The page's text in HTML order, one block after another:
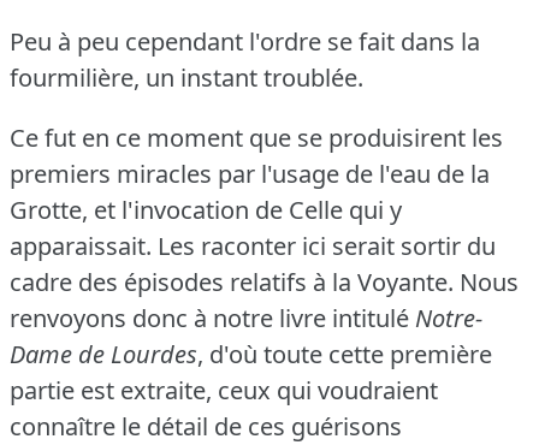
Peu à peu cependant l'ordre se fait dans la
fourmilière, un instant troublée.
Ce fut en ce moment que se produisirent les
premiers miracles par l'usage de l'eau de la
Grotte, et l'invocation de Celle qui y
apparaissait. Les raconter ici serait sortir du
cadre des épisodes relatifs à la Voyante. Nous
renvoyons donc à notre livre intitulé Notre-
Dame de Lourdes, d'où toute cette première
partie est extraite, ceux qui voudraient
connaître le détail de ces guérisons